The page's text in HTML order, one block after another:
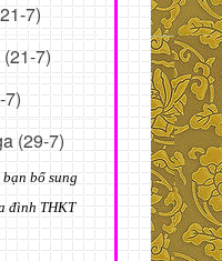
7)
7)
(29-7)
bổ sung
đình THKT